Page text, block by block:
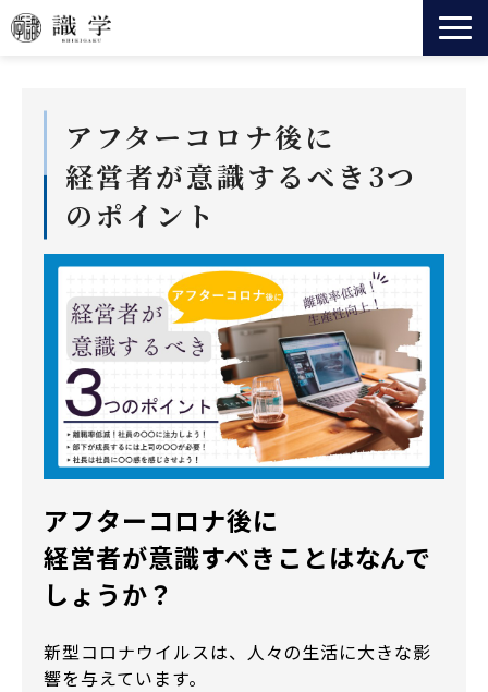
法人向けサービス
セミナー
会社情報
役員紹介
アフターコロナ後に
経営者が意識するべき3つ
のポイント
アフターコロナ後に
経営者が意識すべきことはなんで
しょうか？
新型コロナウイルスは、人々の生活に大きな影
響を与えています。